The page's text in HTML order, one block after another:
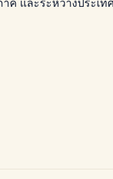
ค และระหว่างประเท